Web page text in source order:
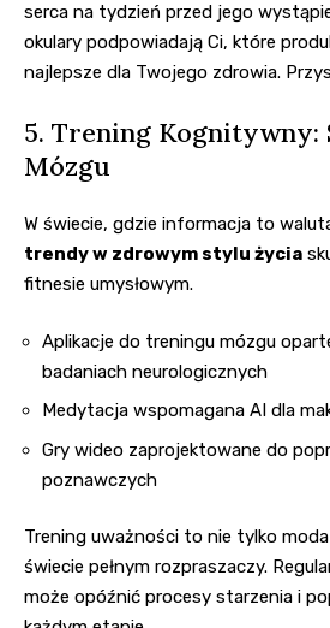
serca na tydzień przed jego
okulary podpowiadają Ci, które
najlepsze dla Twojego zdrowia.
5. Trening Kognitywny:
Mózgu
W świecie, gdzie informacja to
trendy w zdrowym stylu życia
fitnesie umysłowym.
Aplikacje do treningu mózgu
badaniach neurologicznych
Medytacja wspomagana AI dla
Gry wideo zaprojektowane do
poznawczych
Trening uważności to nie tylko
świecie pełnym rozpraszaczy.
może opóźnić procesy starzenia i